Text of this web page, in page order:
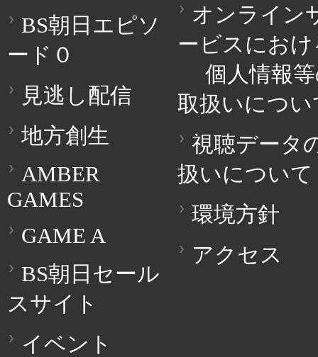
BS朝日エピソ
ード０
見逃し配信
地方創生
AMBER
GAMES
GAME A
BS朝日セール
スサイト
イベント
オンライン
ービスにお
個人情報
取扱いについ
視聴データ
扱いについて
環境方針
アクセス